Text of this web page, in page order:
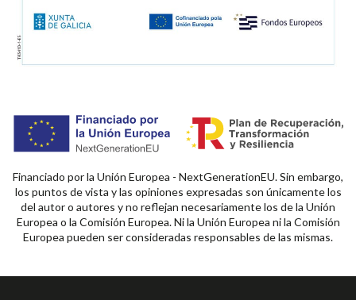
Financiado por la Unión Europea - NextGenerationEU. Sin embargo,
los puntos de vista y las opiniones expresadas son únicamente los
del autor o autores y no reflejan necesariamente los de la Unión
Europea o la Comisión Europea. Ni la Unión Europea ni la Comisión
Europea pueden ser consideradas responsables de las mismas.